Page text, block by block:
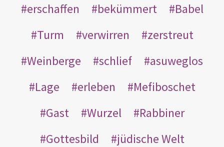
erschaffen
bekümmert
Babel
Turm
verwirren
zerstreut
Weinberge
schlief
asuweglos
Lage
erleben
Mefiboschet
Gast
Wurzel
Rabbiner
Gottesbild
jüdische Welt